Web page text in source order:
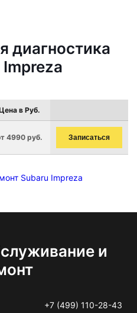
диагностика
в Руб.
4990 руб. Записаться
Subaru Impreza
и
+7 (499) 110-28-43